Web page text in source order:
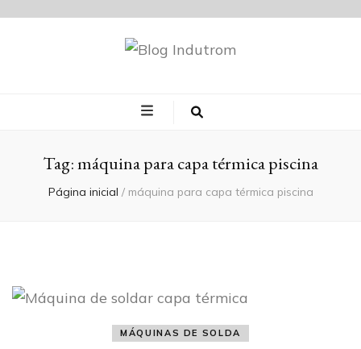
Blog Indutrom
Tag:máquina para capa térmica piscina
Página inicial / máquina para capa térmica piscina
MÁQUINAS DE SOLDA